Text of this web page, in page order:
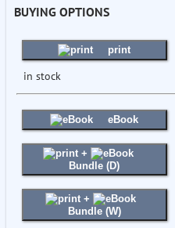
BUYING OPTIONS
print
in stock
eBook
+
Bundle (D)
+
Bundle (W)